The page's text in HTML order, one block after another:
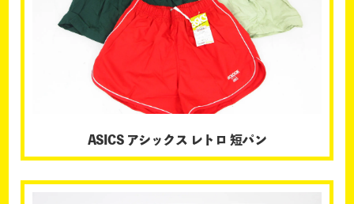
ASICS アシックス レトロ 短パン